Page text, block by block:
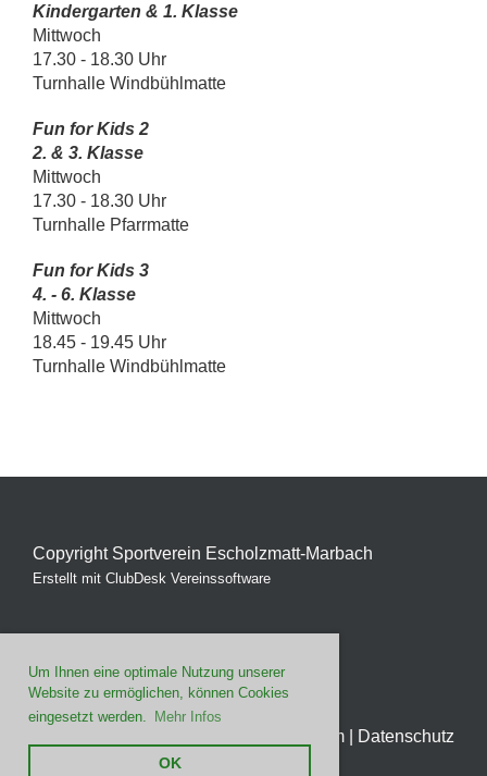
Um Ihnen eine optimale Nutzung unserer
Website zu ermöglichen, können Cookies
eingesetzt werden.
Mehr Infos
OK
Kindergarten & 1. Klasse
Mittwoch
17.30 - 18.30 Uhr
Turnhalle Windbühlmatte
Fun for Kids 2
2. & 3. Klasse
Mittwoch
17.30 - 18.30 Uhr
Turnhalle Pfarrmatte
Fun for Kids 3
4. - 6. Klasse
Mittwoch
18.45 - 19.45 Uhr
Turnhalle Windbühlmatte
Copyright Sportverein Escholzmatt-Marbach
Erstellt mit ClubDesk Vereinssoftware
Impressum Datenschutz